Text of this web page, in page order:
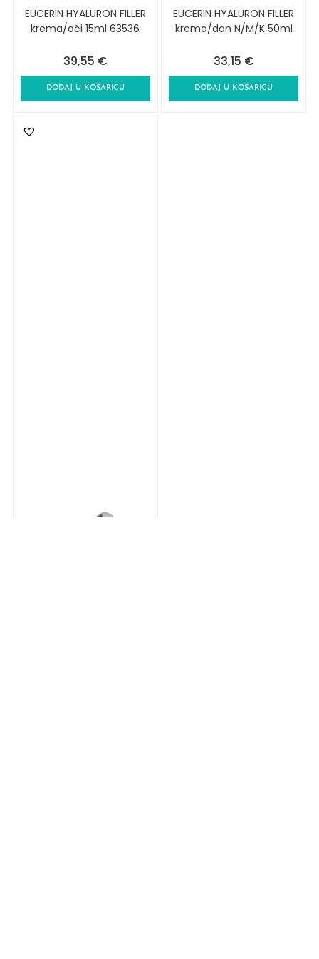
EUCERIN HYALURON FILLER
krema/oči 15ml 63536
39,55 €
DODAJ U KOŠARICU
EUCERIN HYALURON FILLER
krema/dan N/M/K 50ml
33,15 €
DODAJ U KOŠARICU